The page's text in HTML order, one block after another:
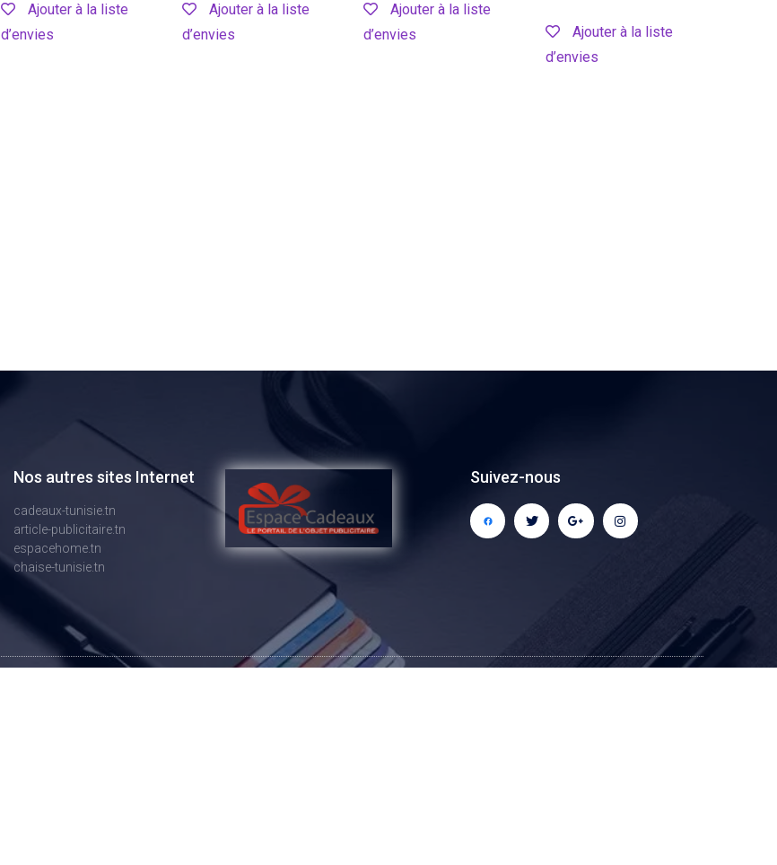
Ajouter à la liste
d’envies
Ajouter à la liste
d’envies
Ajouter à la liste
d’envies
Ajouter à la liste
d’envies
Nos autres sites Internet
cadeaux-tunisie.tn
article-publicitaire.tn
espacehome.tn
chaise-tunisie.tn
Suivez-nous